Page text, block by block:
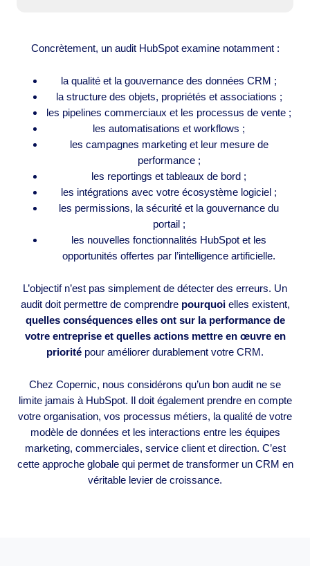
Concrètement, un audit HubSpot examine notamment :
la qualité et la gouvernance des données CRM ;
la structure des objets, propriétés et associations ;
les pipelines commerciaux et les processus de vente ;
les automatisations et workflows ;
les campagnes marketing et leur mesure de
performance ;
les reportings et tableaux de bord ;
les intégrations avec votre écosystème logiciel ;
les permissions, la sécurité et la gouvernance du
portail ;
les nouvelles fonctionnalités HubSpot et les
opportunités offertes par l’intelligence artificielle.
L’objectif n’est pas simplement de détecter des erreurs. Un
audit doit permettre de comprendre pourquoielles existent,
quelles conséquences elles ont sur la performance de
votre entreprise et quelles actions mettre en œuvre en
priorité pour améliorer durablement votre CRM.
Chez Copernic, nous considérons qu’un bon audit ne se
limite jamais à HubSpot. Il doit également prendre en compte
votre organisation, vos processus métiers, la qualité de votre
modèle de données et les interactions entre les équipes
marketing, commerciales, service client et direction. C’est
cette approche globale qui permet de transformer un CRM en
véritable levier de croissance.